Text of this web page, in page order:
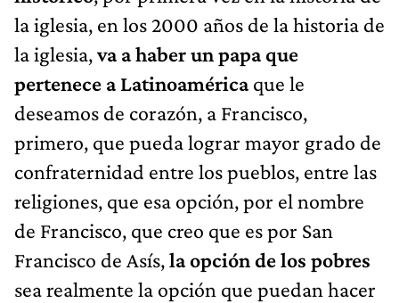
la iglesia, en los 2000 años de la historia de
la iglesia,va a haber un papa que
pertenece a Latinoaméricaque le
deseamos de corazón, a Francisco,
primero, que pueda lograr mayor grado de
confraternidad entre los pueblos, entre las
religiones, que esa opción, por el nombre
de Francisco, que creo que es por San
Francisco de Asís,la opción de los pobres
sea realmente la opción que puedan hacer